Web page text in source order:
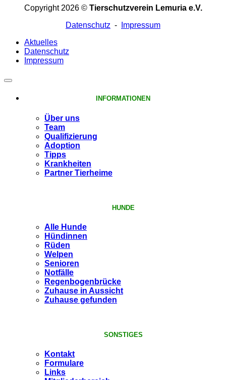
Copyright 2026 © Tierschutzverein Lemuria e.V.
Datenschutz -
Impressum
Aktuelles
Datenschutz
Impressum
INFORMATIONEN
Über uns
Team
Qualifizierung
Adoption
Tipps
Krankheiten
Partner Tierheime
HUNDE
Alle Hunde
Hündinnen
Rüden
Welpen
Senioren
Notfälle
Regenbogenbrücke
Zuhause in Aussicht
Zuhause gefunden
SONSTIGES
Kontakt
Formulare
Links